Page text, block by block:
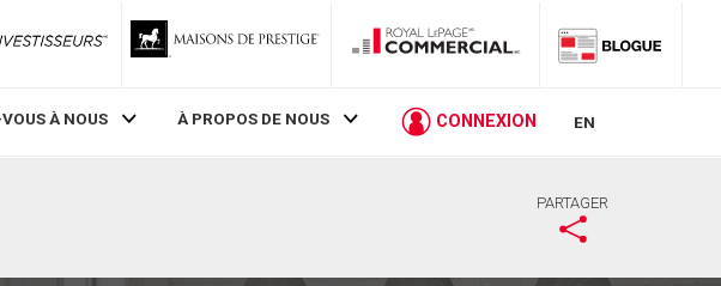
ZoneInvestisseurs RLP
À NOUS À PROPOS DE NOUS CONNEXION EN
PARTAGER